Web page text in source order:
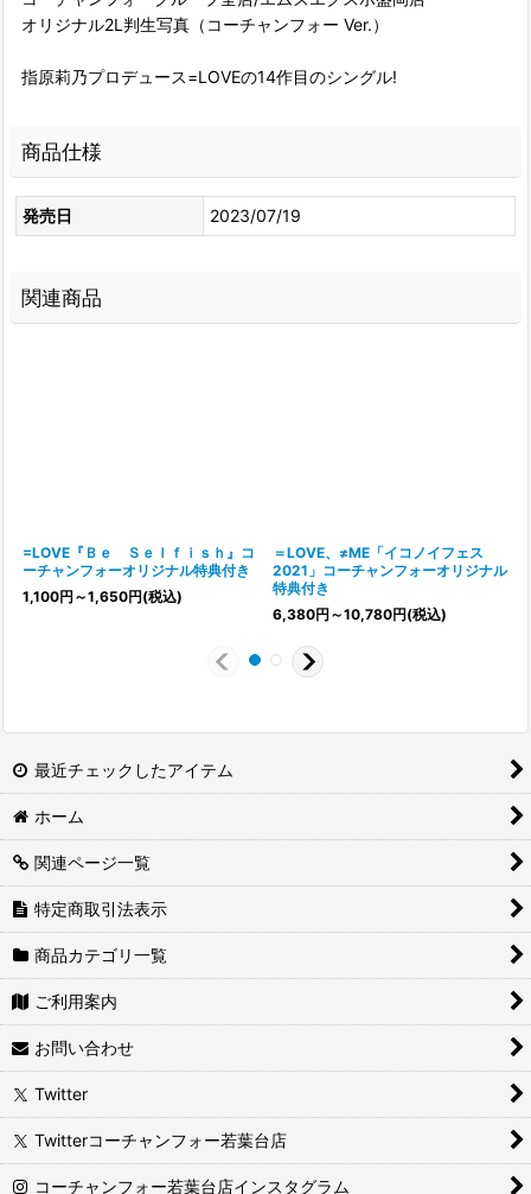
オリジナル2L判生写真（コーチャンフォー Ver.）
指原莉乃プロデュース=LOVEの14作目のシングル!
商品仕様
発売日 2023/07/19
関連商品
=LOVE『Ｂｅ Ｓｅｌｆｉｓｈ』コ
ーチャンフォーオリジナル特典付き
1,100円 ～1,650円(税込)
＝LOVE、≠ME「イコノイフェス
2021」コーチャンフォーオリジナル
特典付き
6,380円 ～10,780円(税込)
最近チェックしたアイテム
ホーム
関連ページ一覧
特定商取引法表示
商品カテゴリ一覧
ご利用案内
お問い合わせ
Twitter
Twitterコーチャンフォー若葉台店
コーチャンフォー若葉台店インスタグラム